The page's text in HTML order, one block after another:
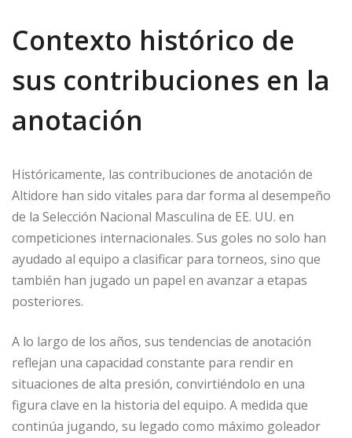
Contexto histórico de
sus contribuciones en la
anotación
Históricamente, las contribuciones de anotación de
Altidore han sido vitales para dar forma al desempeño
de la Selección Nacional Masculina de EE. UU. en
competiciones internacionales. Sus goles no solo han
ayudado al equipo a clasificar para torneos, sino que
también han jugado un papel en avanzar a etapas
posteriores.
A lo largo de los años, sus tendencias de anotación
reflejan una capacidad constante para rendir en
situaciones de alta presión, convirtiéndolo en una
figura clave en la historia del equipo. A medida que
continúa jugando, su legado como máximo goleador